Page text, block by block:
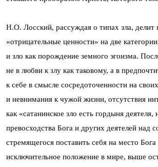
Н.О. Лосский, рассуждая о типах зла, делит
«отрицательные ценности» на две
и зло как порождение земного эгоизма.
не в любви к злу как таковому, а в
к себе в смысле сосредоточенности на
и невнимания к чужой жизни, отсутствия
как «сатанинское зло есть гордыня деятеля,
превосходства Бога и других деятелей над
стремящегося поставить себя на место Бога
исключительное положение в мире, выше